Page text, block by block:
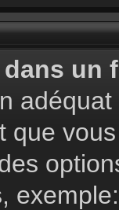
un
que